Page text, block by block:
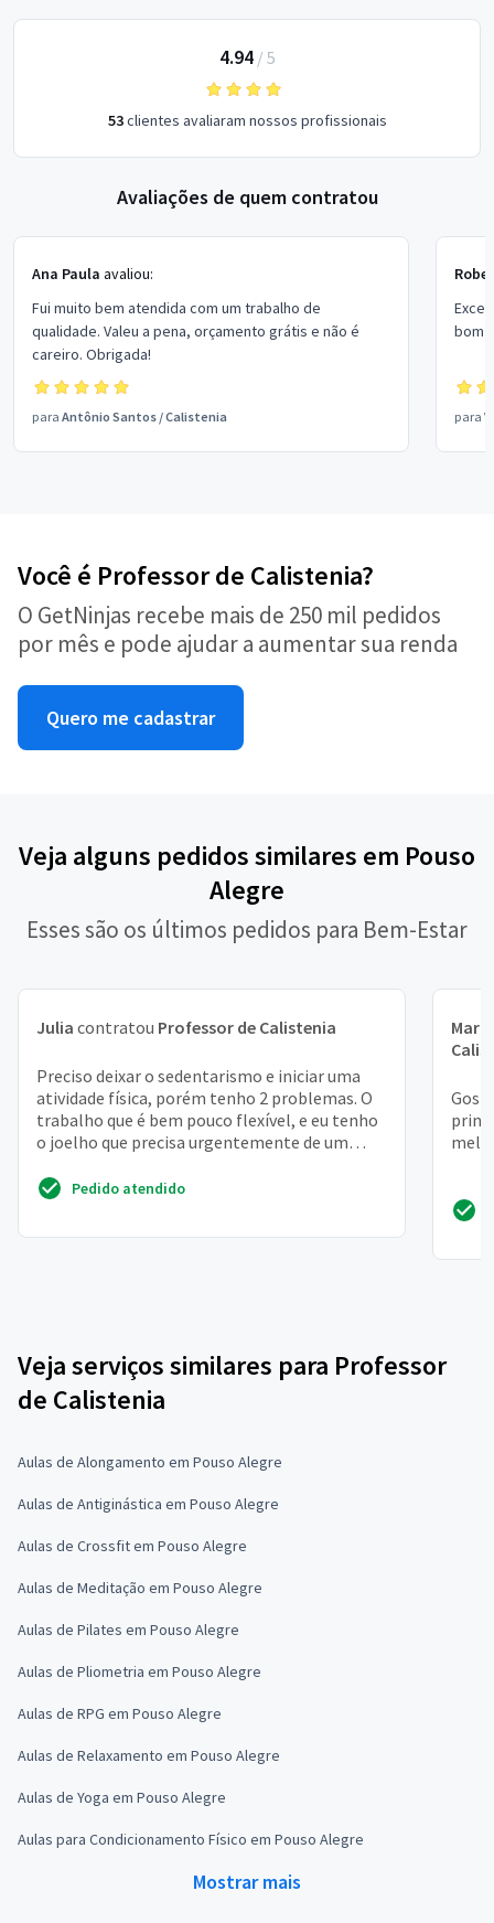
4.94/ 5
53clientes avaliaram nossos profissionais
Avaliações de quem contratou
Ana Paula avaliou:
Fui muito bem atendida com um trabalho de
qualidade. Valeu a pena, orçamento grátis e não é
careiro. Obrigada!
para Antônio Santos /Calistenia
bom
para
Você é Professor de Calistenia?
O GetNinjas recebe mais de 250 mil pedidos
por mês e pode ajudar a aumentar sua renda
Quero me cadastrar
Veja alguns pedidos similares em Pouso
Alegre
Esses são os últimos pedidos para Bem-Estar
Julia contratou Professor de Calistenia
Preciso deixar o sedentarismo e iniciar uma
atividade física, porém tenho 2 problemas. O
trabalho que é bem pouco flexível, e eu tenho
o joelho que precisa urgentemente de um
Pedido atendido
Veja serviços similares para Professor
de Calistenia
Aulas de Alongamento em Pouso Alegre
Aulas de Antiginástica em Pouso Alegre
Aulas de Crossfit em Pouso Alegre
Aulas de Meditação em Pouso Alegre
Aulas de Pilates em Pouso Alegre
Aulas de Pliometria em Pouso Alegre
Aulas de RPG em Pouso Alegre
Aulas de Relaxamento em Pouso Alegre
Aulas de Yoga em Pouso Alegre
Aulas para Condicionamento Físico em Pouso Alegre
Mostrar mais